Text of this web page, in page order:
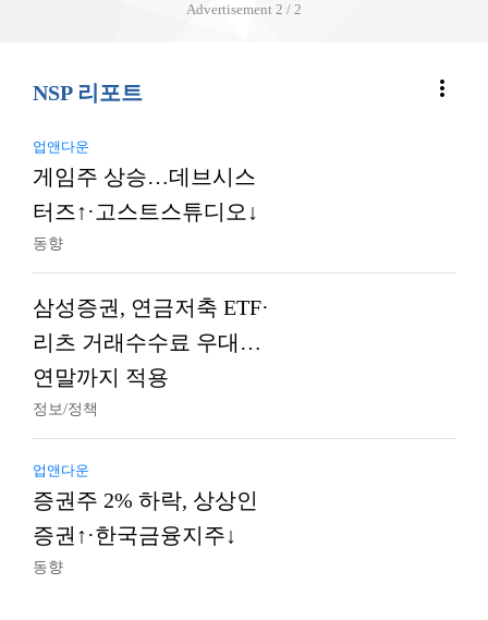
Advertisement 2 / 2
NSP 리포트 more_vert
업앤다운
게임주 상승…데브시스
터즈↑·고스트스튜디오↓
동향
삼성증권, 연금저축 ETF·
리츠 거래수수료 우대…
연말까지 적용
정보/정책
업앤다운
증권주 2% 하락, 상상인
증권↑·한국금융지주↓
동향